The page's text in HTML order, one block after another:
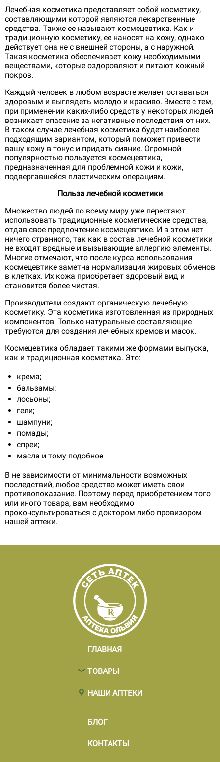
Лечебная косметика представляет собой косметику,
составляющими которой являются лекарственные
средства. Также ее называют космецевтика. Как и
традиционную косметику, ее наносят на кожу, однако
действует она не с внешней стороны, а с наружной.
Такая косметика обеспечивает кожу необходимыми
веществами, которые оздоровляют и питают кожный
покров.
Каждый человек в любом возрасте желает оставаться
здоровым и выглядеть молодо и красиво. Вместе с тем,
при применении каких-либо средств у некоторых людей
возникает опасение за негативные последствия от них.
В таком случае лечебная косметика будет наиболее
подходящим вариантом, который поможет привести
вашу кожу в тонус и придать сияние. Огромной
популярностью пользуется космецевтика,
предназначенная для проблемной кожи и кожи,
подвергавшейся пластическим операциям.
Польза лечебной косметики
Множество людей по всему миру уже перестают
использовать традиционные косметические средства,
отдав свое предпочтение космецевтике. И в этом нет
ничего странного, так как в состав лечебной косметики
не входят вредные и вызывающие аллергию элементы.
Многие отмечают, что после курса использования
космецевтике заметна нормализация жировых обменов
в клетках. Их кожа приобретает здоровый вид и
становится более чистая.
Производители создают органическую лечебную
косметику. Эта косметика изготовленная из природных
компонентов. Только натуральные составляющие
требуются для создания лечебных кремов и масок.
Космецевтика обладает такими же формами выпуска,
как и традиционная косметика. Это:
крема;
бальзамы;
лосьоны;
гели;
шампуни;
помады;
спреи;
масла и тому подобное
В не зависимости от минимальности возможных
последствий, любое средство может иметь свои
противопоказание. Поэтому перед приобретением того
или иного товара, вам необходимо
проконсультироваться с доктором либо провизором
нашей аптеки.
ГЛАВНАЯ
ТОВАРЫ
НАШИ АПТЕКИ
БЛОГ
КОНТАКТЫ